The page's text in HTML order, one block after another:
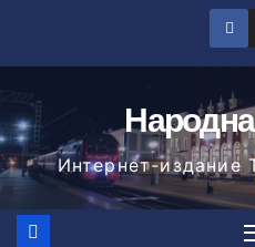
Интернет-издание